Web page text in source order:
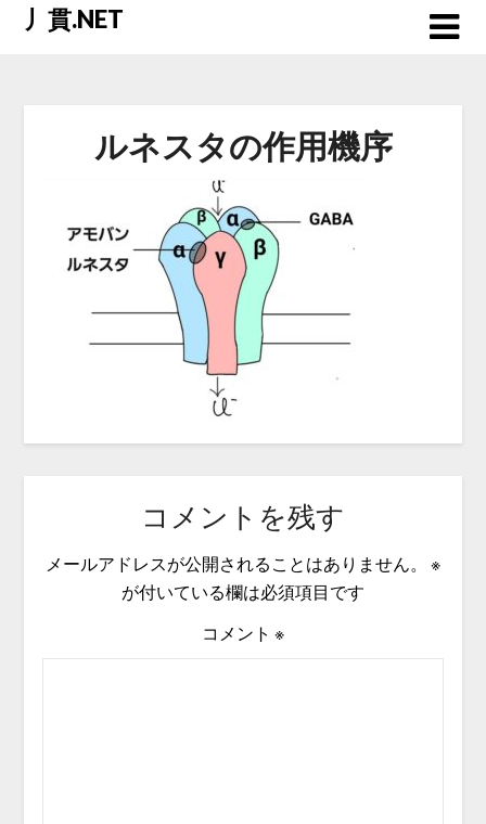
Skip丿貫.NET
ルネスタの作用機序
コメントを残す
メールアドレスが公開されることはありません。
※
が付いている欄は必須項目です
コメント ※